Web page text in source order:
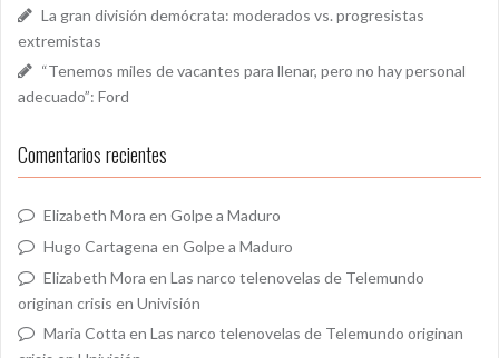
La gran división demócrata: moderados vs. progresistas
extremistas
“Tenemos miles de vacantes para llenar, pero no hay personal
adecuado”: Ford
Comentarios recientes
Elizabeth Mora en Golpe a Maduro
Hugo Cartagena en Golpe a Maduro
Elizabeth Mora en Las narco telenovelas de Telemundo
originan crisis en Univisión
Maria Cotta en Las narco telenovelas de Telemundo originan